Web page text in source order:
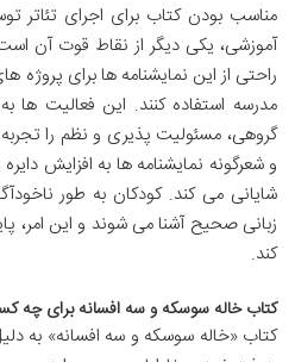
مناسب بودن کتاب برای اجرای
آموزشی، یکی دیگر از نقاط قوت آن
راحتی از این نمایشنامه ها برای
مدرسه استفاده کنند. این فعالیت
گروهی، مسئولیت پذیری و نظم را
و شعرگونه نمایشنامه ها به افزایش
شایانی می کند. کودکان به طور
زبانی صحیح آشنا می شوند و این امر،
کند.
کتاب خاله سوسکه و سه افسانه برای چه
کتاب «خاله سوسکه و سه افسانه» به